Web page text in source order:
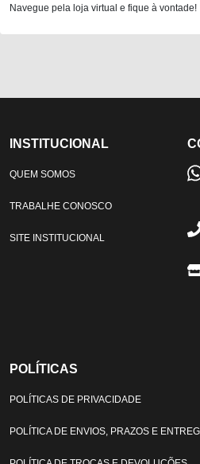
Navegue pela loja virtual e fique à vontade!
INSTITUCIONAL
QUEM SOMOS
TRABALHE CONOSCO
SITE INSTITUCIONAL
POLÍTICAS
POLÍTICAS DE PRIVACIDADE
POLÍTICA DE ENVIOS, PRAZOS E